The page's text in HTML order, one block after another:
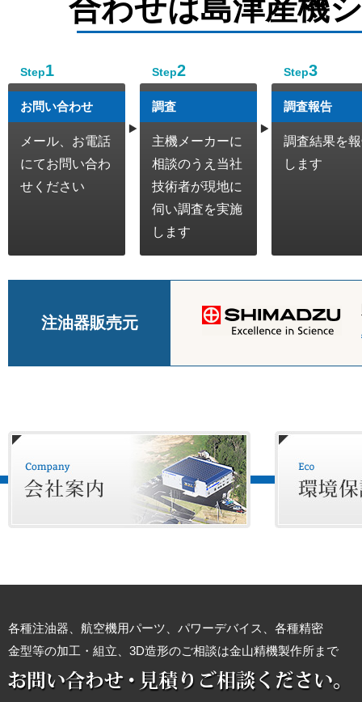
合わせは島津産機
Step1
お問い合わせ
メール、お電話
にてお問い合わ
せください
Step2
調査
主機メーカーに
相談のうえ当社
技術者が現地に
伺い調査を実施
します
Step3
調査報告
調査結果を
します
注油器販売元
各種注油器、航空機用パーツ、パワーデバイス、各種精密
金型等の加工・組立、3D造形のご相談は金山精機製作所まで